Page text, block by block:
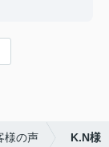
very kindly.
考えている
書き下さい。
ねいに教えて
様の声 K.N様